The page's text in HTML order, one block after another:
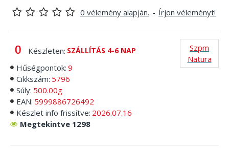
0 vélemény alapján. - Írjon véleményt!
Készleten: SZÁLLÍTÁS 4-6 NAP
Hűségpontok: 9
Cikkszám: 5796
Súly: 500.00g
EAN: 5999886726492
Készlet info frissítve: 2026.07.16
Szpm
Natura
Megtekintve 1298